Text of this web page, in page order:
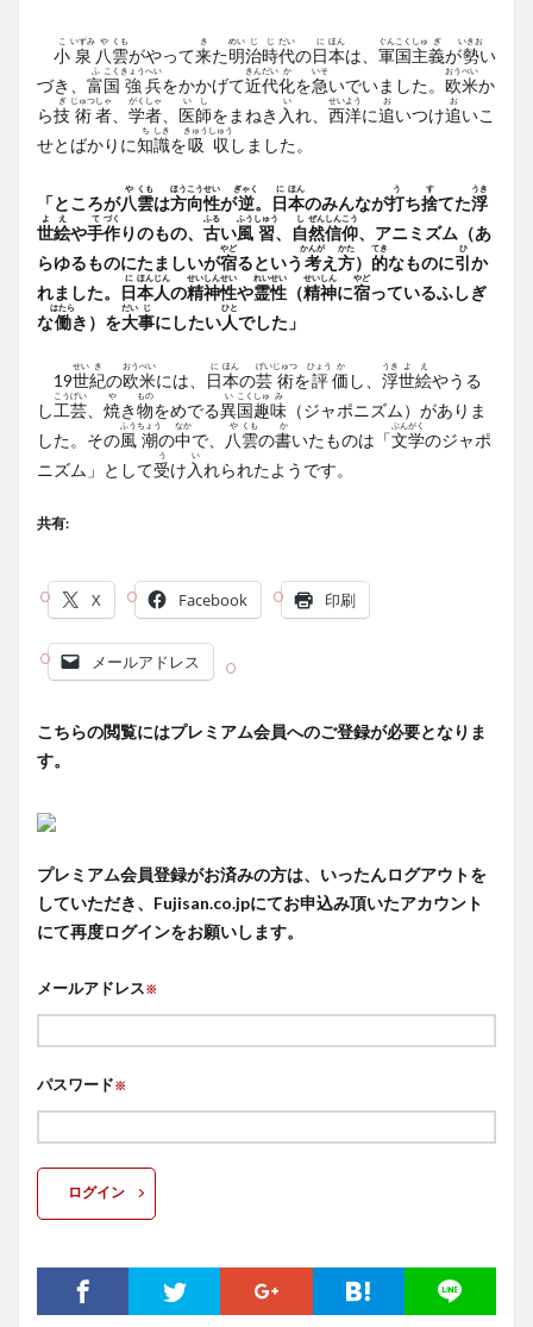
小
こ
泉
いずみ
八
や
雲
くも
がやって来
き
た明
めい
治
じ
時
じ
代
だい
の日
に
本
ほん
は、 軍
ぐん
国
こく
主
しゅ
義
ぎ
が勢
いきお
い
づき、 富
ふ
国
こく
強
きょう
兵
へい
をかかげて近
きん
代
だい
化
か
を急
いそ
いでいました。 欧
おう
米
べい
か
ら技
ぎ
術
じゅつ
者
しゃ
学
がく
者
しゃ
医
い
師
し
をまねき 入
い
れ、 西
せい
洋
よう
に追
お
いつけ追
お
いこ
せとばかりに知
ち
識
しき
を吸
きゅう
収
しゅう
しました。
「ところが八
や
雲
くも
は方
ほう
向
こう
性
せい
が逆
ぎゃく
。 日
に
本
ほん
のみんなが打
う
ち捨
す
てた浮
うき
世
よ
絵
え
や手
て
作
づく
りのもの、 古
ふる
い風
ふう
習
しゅう
、 自
し
然
ぜん
信
しん
仰
こう
、アニミズム（あ
らゆるものにたましいが宿
やど
るという 考
かんが
え 方
かた
） 的
てき
なものに引
ひ
か
れました。
日
に
本
ほん
人
じん
の精
せい
神
しん
性
せい
や霊
れい
性
せい
（精
せい
神
しん
に宿
やど
っているふしぎ
な働
はたら
き）を大
だい
事
じ
にしたい人
ひと
でした」
19世
せい
紀
き
の欧
おう
米
べい
には、 日
に
本
ほん
の芸
げい
術
じゅつ
を評
ひょう
価
か
し、 浮
うき
世
よ
絵
え
やうる
し工
こう
芸
げい
焼
や
き物
もの
をめでる異
い
国
こく
趣
しゅ
味
み
（ジャポニズム）がありま
した。その風
ふう
潮
ちょう
の中
なか
で、 八
や
雲
くも
の書
か
いたものは「文
ぶん
学
がく
のジャポ
ニズム」として受
う
け 入
い
れられたようです。
共有:
X Facebook 印刷
メールアドレス
こちらの閲覧にはプレミアム会員へのご登録が必要となりま
す。
プレミアム会員登録がお済みの方は、いったんログアウトを
していただき、Fujisan.co.jpにてお申込み頂いたアカウント
にて再度ログインをお願いします。
メールアドレス※
パスワード※
ログイン